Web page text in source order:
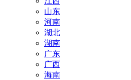
山东
河南
湖北
湖南
广东
广西
海南